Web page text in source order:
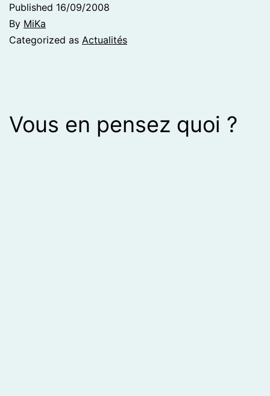
Published 16/09/2008
By MiKa
Categorized as Actualités
Vous en pensez quoi ?